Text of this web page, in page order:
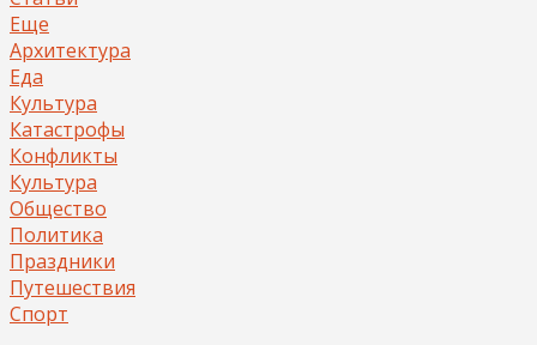
Еще
Архитектура
Еда
Культура
Катастрофы
Конфликты
Культура
Общество
Политика
Праздники
Путешествия
Спорт